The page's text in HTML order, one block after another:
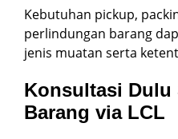
Kebutuhan pickup,
perlindungan barang
jenis muatan serta
Konsultasi Dulu
Barang via LCL